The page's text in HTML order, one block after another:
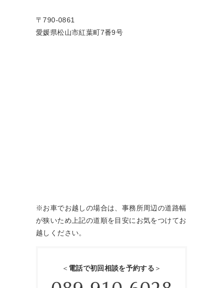
〒790-0861
愛媛県松山市紅葉町7番9号
※お車でお越しの場合は、事務所周辺の道路幅
が狭いため上記の道順を目安にお気をつけてお
越しください。
＜ 電話で初回相談を予約する ＞